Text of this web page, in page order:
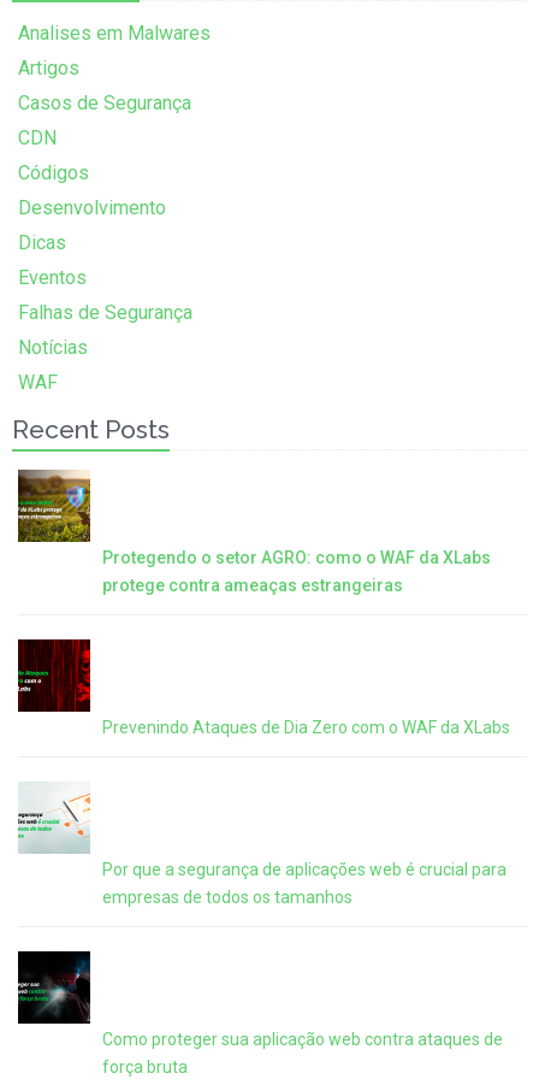
Analises em Malwares
Artigos
Casos de Segurança
CDN
Códigos
Desenvolvimento
Dicas
Eventos
Falhas de Segurança
Notícias
WAF
Recent Posts
Protegendo o setor AGRO: como o WAF da XLabs
protege contra ameaças estrangeiras
Prevenindo Ataques de Dia Zero com o WAF da XLabs
Por que a segurança de aplicações web é crucial para
empresas de todos os tamanhos
Como proteger sua aplicação web contra ataques de
força bruta